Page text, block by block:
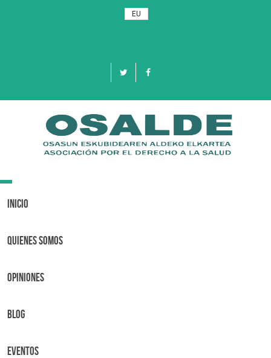
EU
Toggle
Inicio
Quienes Somos
OPINIONES
BLOG
Eventos